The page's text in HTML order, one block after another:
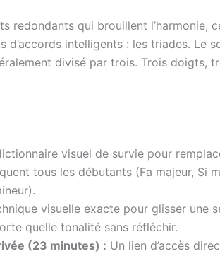
redondants qui brouillent l’harmonie,
intelligents : les triades. Le
divisé par trois. Trois doigts,
visuel de survie pour
tous les débutants (Fa majeur, Si
visuelle exacte pour glisser une
quelle tonalité sans réfléchir.
(23 minutes) : Un lien d’accès